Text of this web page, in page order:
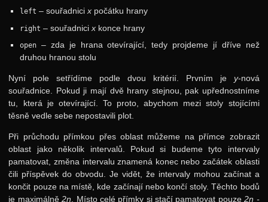
left – souřadnicix počátku hrany
right – souřadnicix konce hrany
open – zda je hrana otevírající, tedy projdeme jí dříve než
druhou hranou stolu
Nyní pole setřídíme podle dvou kritérií. Prvním je y-nová
souřadnice. Pokud ji mají dvě hrany stejnou, pak upřednostníme
tu, která je otevírající. To proto, abychom mezi stoly stojícími
těsně vedle sebe nepostavili plot.
Při průchodu přímkou přes oblast můžeme na přímce zobrazit
oblast jako několik intervalů. Pokud si budeme tyto intervaly
pamatovat, změna intervalu znamená konec nebo začátek oblasti
čili příspěvek do obvodu. Je vidět, že intervaly mohou začínat a
končit pouze na místě, kde začínají nebo končí stoly. Těchto bodů
je maximálně2n. Místo celé přímky si stačí pamatovat pouze2n -